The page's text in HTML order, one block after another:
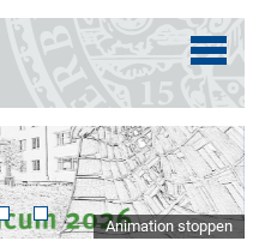
Animation stoppen